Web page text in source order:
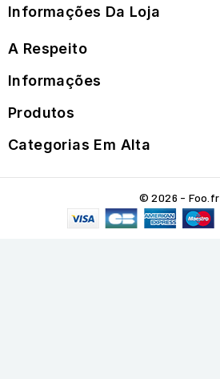
Informações Da Loja
A Respeito
Informações
Produtos
Categorias Em Alta
© 2026 - Foo.fr